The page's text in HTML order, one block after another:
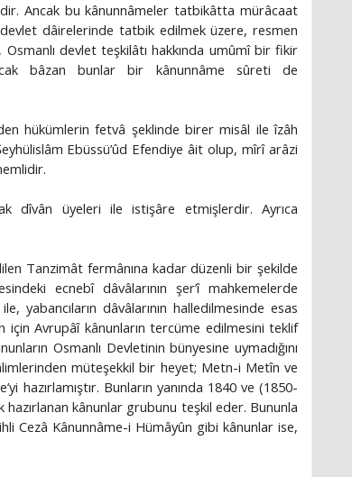
Ancak bu kânunnâmeler tatbikâtta mürâcaat
dâirelerinde tatbik edilmek üzere, resmen
devlet teşkilâtı hakkında umûmî bir fikir
bâzan bunlar bir kânunnâme sûreti de
hükümlerin fetvâ şeklinde birer misâl ile îzâh
Ebüssü’ûd Efendiye âit olup, mîrî arâzi
dîvân üyeleri ile istişâre etmişlerdir. Ayrıca
Tanzimât fermânına kadar düzenli bir şekilde
ecnebî dâvâlarının şer’î mahkemelerde
yabancıların dâvâlarının halledilmesinde esas
için Avrupâî kânunların tercüme edilmesini teklif
Osmanlı Devletinin bünyesine uymadığını
müteşekkil bir heyet; Metn-i Metîn ve
hazırlamıştır. Bunların yanında 1840 ve (1850-
kânunlar grubunu teşkil eder. Bununla
Cezâ Kânunnâme-i Hümâyûn gibi kânunlar ise,